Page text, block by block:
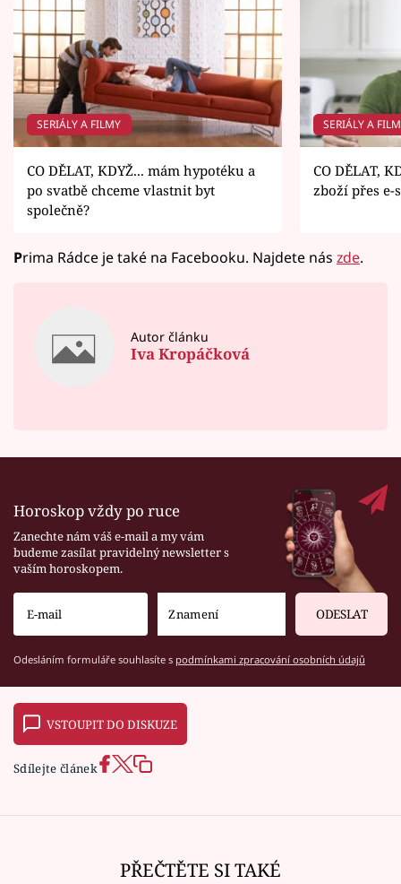
SERIÁLY A FILMY
CO DĚLAT, KDYŽ... mám hypotéku a
po svatbě chceme vlastnit byt
společně?
SERIÁLY A
CO DĚLAT,
zboží přes e-
Prima Rádce je také na Facebooku. Najdete nás zde.
Autor článku
Iva Kropáčková
Horoskop vždy po ruce
Zanechte nám váš e-mail a my vám
budeme zasílat pravidelný newsletter s
vaším horoskopem.
ODESLAT
Odesláním formuláře souhlasíte s podmínkami zpracování osobních údajů
VSTOUPIT DO DISKUZE
Sdílejte článek
PŘEČTĚTE SI TAKÉ